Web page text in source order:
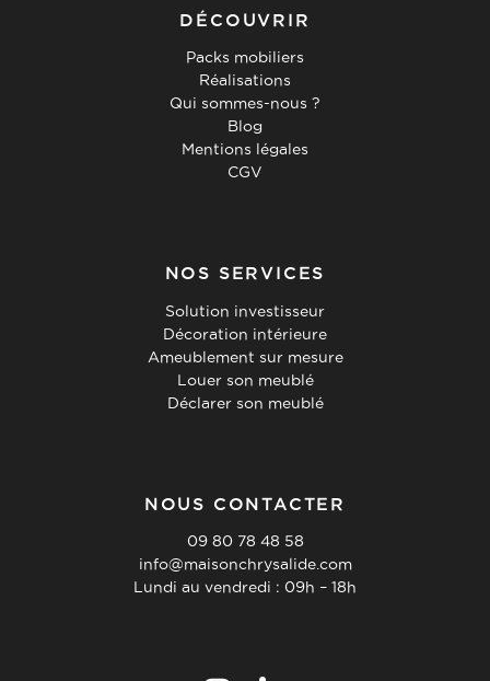
DÉCOUVRIR
Packs mobiliers
Réalisations
Qui sommes-nous ?
Blog
Mentions légales
CGV
NOS SERVICES
Solution investisseur
Décoration intérieure
Ameublement sur mesure
Louer son meublé
Déclarer son meublé
NOUS CONTACTER
09 80 78 48 58
info@maisonchrysalide.com
Lundi au vendredi : 09h – 18h